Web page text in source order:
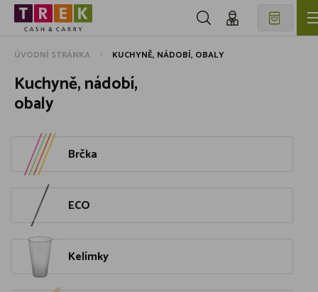
ÚVODNÍ STRÁNKA KUCHYNĚ, NÁDOBÍ, OBALY
Kuchyně, nádobí,
obaly
Brčka
ECO
Kelímky